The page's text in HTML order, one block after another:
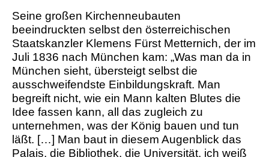
Seine großen Kirchenneubauten
beeindruckten selbst den österreichischen
Staatskanzler Klemens Fürst Metternich, der im
Juli 1836 nach München kam: „Was man da in
München sieht, übersteigt selbst die
ausschweifendste Einbildungskraft. Man
begreift nicht, wie ein Mann kalten Blutes die
Idee fassen kann, all das zugleich zu
unternehmen, was der König bauen und tun
läßt. […] Man baut in diesem Augenblick das
Palais, die Bibliothek, die Universität, ich weiß